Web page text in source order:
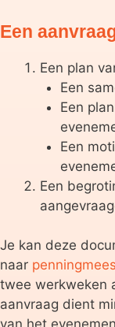
Een
Een plan
Een
Een
Een
Een
Je kan deze
naar
twee werkweken
aanvraag dient